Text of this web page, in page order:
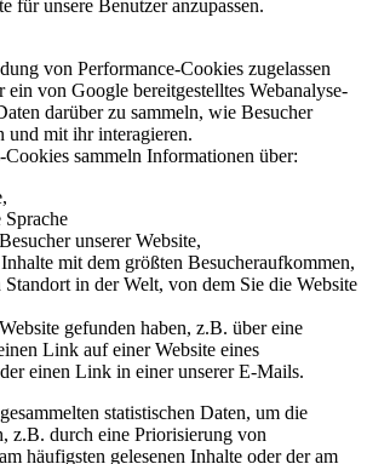
für unsere Benutzer anzupassen.
von Performance-Cookies zugelassen
von Google bereitgestelltes Webanalyse-
darüber zu sammeln, wie Besucher
und mit ihr interagieren.
sammeln Informationen über:
Sprache
unserer Website,
mit dem größten Besucheraufkommen,
Standort in der Welt, von dem Sie die Website
gefunden haben, z.B. über eine
Link auf einer Website eines
einen Link in einer unserer E-Mails.
statistischen Daten, um die
z.B. durch eine Priorisierung von
häufigsten gelesenen Inhalte oder der am